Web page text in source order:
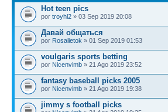
Hot teen pics
por troyhl2 » 03 Sep 2019 20:08
Давай общаться
por Rosalietok » 01 Sep 2019 01:53
voulgaris sports betting
por Nicenvimb » 21 Ago 2019 23:52
fantasy baseball picks 2005
por Nicenvimb » 21 Ago 2019 19:38
jimmy s football picks